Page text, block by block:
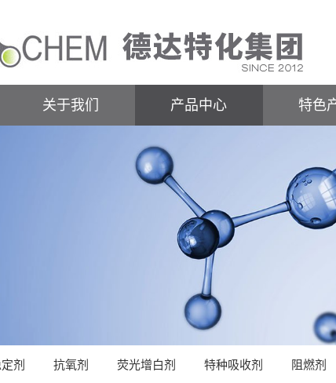
关于我们 产品中心 特色
剂 抗氧剂 荧光增白剂 特种吸收剂 阻燃剂